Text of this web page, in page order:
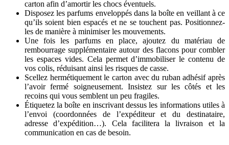
carton afin d’amortir les chocs éventuels.
Disposez les parfums enveloppés dans la boîte en veillant à ce
qu’ils soient bien espacés et ne se touchent pas. Positionnez-
les de manière à minimiser les mouvements.
Une fois les parfums en place, ajoutez du matériau de
rembourrage supplémentaire autour des flacons pour combler
les espaces vides. Cela permet d’immobiliser le contenu de
vos colis, réduisant ainsi les risques de casse.
Scellez hermétiquement le carton avec du ruban adhésif après
l’avoir fermé soigneusement. Insistez sur les côtés et les
recoins qui vous semblent un peu fragiles.
Étiquetez la boîte en inscrivant dessus les informations utiles à
l’envoi (coordonnées de l’expéditeur et du destinataire,
adresse d’expédition…). Cela facilitera la livraison et la
communication en cas de besoin.